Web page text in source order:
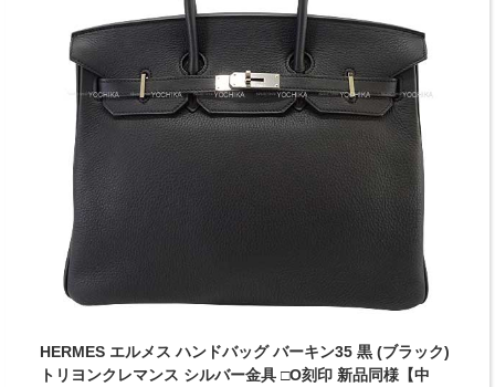
HERMES エルメス ハンドバッグ バーキン35 黒 (ブラック)
トリヨンクレマンス シルバー金具 □O刻印 新品同様【中